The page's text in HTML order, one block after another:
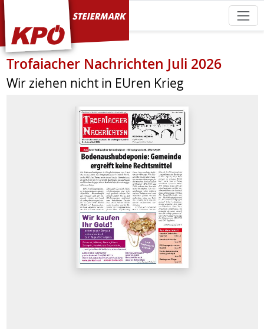
KPÖ Steiermark
Trofaiacher Nachrichten Juli 2026
Wir ziehen nicht in EUren Krieg